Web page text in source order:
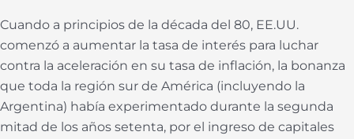
Cuando a principios de la década del 80, EE.UU.
comenzó a aumentar la tasa de interés para luchar
contra la aceleración en su tasa de inflación, la bonanza
que toda la región sur de América (incluyendo la
Argentina) había experimentado durante la segunda
mitad de los años setenta, por el ingreso de capitales